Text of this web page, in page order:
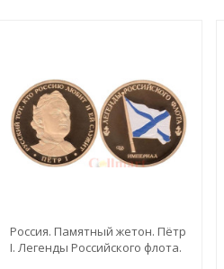
Россия. Памятный жетон. Пётр
I. Легенды Российского флота.